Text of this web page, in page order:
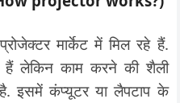
मार्केट में मिल रहे हैं.
लेकिन काम करने की शैली
इसमें कंप्यूटर या लैपटाप के